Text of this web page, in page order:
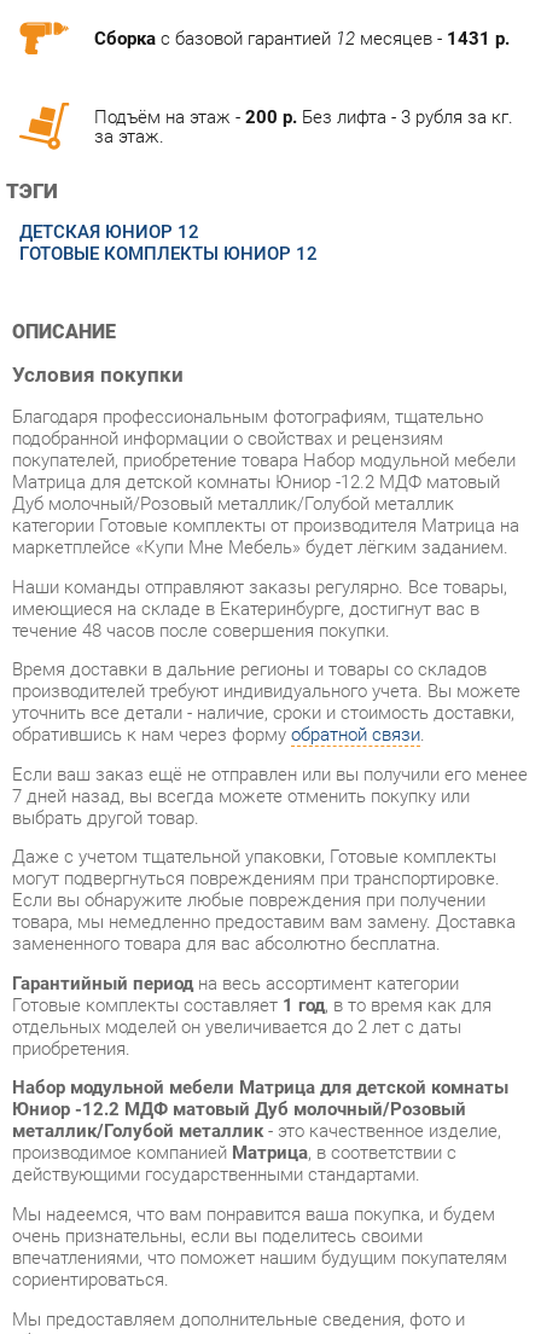
ТЭГИ
ГОТОВЫЕ КОМПЛЕКТЫ ЮНИОР 12
ОПИСАНИЕ
подобранной информации о свойствах и рецензиям
покупателей, приобретение товара Набор модульной мебели
Матрица для детской комнаты Юниор -12.2 МДФ матовый
Дуб молочный/Розовый металлик/Голубой металлик
категории Готовые комплекты от производителя Матрица на
маркетплейсе «Купи Мне Мебель» будет лёгким заданием.
Наши команды отправляют заказы регулярно. Все товары,
имеющиеся на складе в Екатеринбурге, достигнут вас в
течение 48 часов после совершения покупки.
Время доставки в дальние регионы и товары со складов
производителей требуют индивидуального учета. Вы можете
уточнить все детали - наличие, сроки и стоимость доставки,
Если ваш заказ ещё не отправлен или вы получили его менее
7 дней назад, вы всегда можете отменить покупку или
выбрать другой товар.
Даже с учетом тщательной упаковки, Готовые комплекты
могут подвергнуться повреждениям при транспортировке.
Если вы обнаружите любые повреждения при получении
товара, мы немедленно предоставим вам замену. Доставка
замененного товара для вас абсолютно бесплатна.
Гарантийный период на весь ассортимент категории
Готовые комплекты составляет1 год, в то время как для
отдельных моделей он увеличивается до 2 лет с даты
приобретения.
Набор модульной мебели Матрица для детской комнаты
Юниор -12.2 МДФ матовый Дуб молочный/Розовый
металлик/Голубой металлик- это качественное изделие,
производимое компанией
действующими государственными стандартами.
Мы надеемся, что вам понравится ваша покупка, и будем
очень признательны, если вы поделитесь своими
впечатлениями, что поможет нашим будущим покупателям
сориентироваться.
Мы предоставляем дополнительные сведения, фото и
обзоры продукции, которые вы можете получить,
связавшись с нами через форму на сайте, электронную
почту, звонок в Екатеринбург или через мессенджеры Skype,